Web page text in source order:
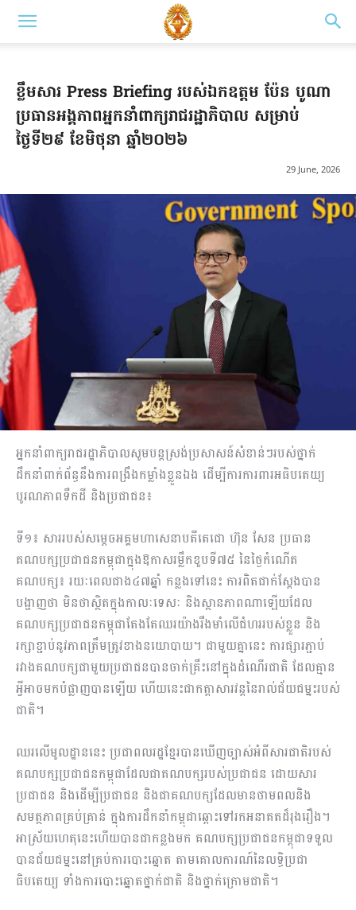
ខ្លឹមសារ Press Briefing របស់ឯកឧត្តម ប៉ែន បូណា
ប្រធានអង្គភាពអ្នកនាំពាក្យរាជរដ្ឋាភិបាល សម្រាប់
ថ្ងៃទី២៩ ខែមិថុនា ឆ្នាំ២០២៦
29 June, 2026
អ្នកនាំពាក្យរាជរដ្ឋាភិបាលសូមបន្តស្រង់ប្រសាសន៍សំខាន់ៗរបស់ថ្នាក់
ដឹកនាំពាក់ព័ន្ធនឹងការពង្រឹងកម្លាំងខ្លួនឯង ដើម្បីការការពារអធិបតេយ្យ
បូរណភាពទឹកដី និងប្រជាជន៖
ទី១៖ សាររបស់សម្តេចអគ្គមហាសេនាបតីតេជោ ហ៊ុន សែន ប្រធាន
គណបក្សប្រជាជនកម្ពុជាក្នុងឱកាសរម្លឹកខួបទី៧៥ នៃថ្ងៃកំណើត
គណបក្ស៖ រយៈពេលជាង៤៧ឆ្នាំ កន្លងទៅនេះ ការពិតជាក់ស្តែងបាន
បង្ហាញថា មិនថាស្ថិតក្នុងកាលៈទេសៈ និងស្ថានភាពណាឡើយដែល
គណបក្សប្រជាជនកម្ពុជាតែងតែឈរយ៉ាងរឹងមាំលើជំហររបស់ខ្លួន និង
រក្សាខ្ជាប់នូវភាពត្រឹមត្រូវខាងនយោបាយ។ ជាមួយគ្នានេះ ការផ្សារភ្ជាប់
រវាងគណបក្សជាមួយប្រជាជនបានចាក់គ្រឹះនៅក្នុងដំណើរជាតិ ដែលគ្មាន
អ្វីអាចមកបំផ្លាញបានឡើយ ហើយនេះជាកត្តាសារវន្តនៃរាល់ជ័យជម្នះរបស់
ជាតិ។
ឈរលើមូលដ្ឋាននេះ ប្រជាពលរដ្ឋខ្មែរបានឃើញច្បាស់អំពីសារជាតិរបស់
គណបក្សប្រជាជនកម្ពុជាដែលជាគណបក្សរបស់ប្រជាជន ដោយសារ
ប្រជាជន និងដើម្បីប្រជាជន និងជាគណបក្សដែលមានថាមពលនិង
សមត្ថភាពគ្រប់គ្រាន់ ក្នុងការដឹកនាំកម្ពុជាឆ្ពោះទៅរកអនាគតដ៏រុងរឿង។
អាស្រ័យហេតុនេះហើយបានជាកន្លងមក គណបក្សប្រជាជនកម្ពុជាទទួល
បានជ័យជម្នះនៅគ្រប់ការបោះឆ្នោត តាមគោលការណ៍នៃលទ្ធិប្រជា
ធិបតេយ្យ ទាំងការបោះឆ្នោតថ្នាក់ជាតិ និងថ្នាក់ក្រោមជាតិ។